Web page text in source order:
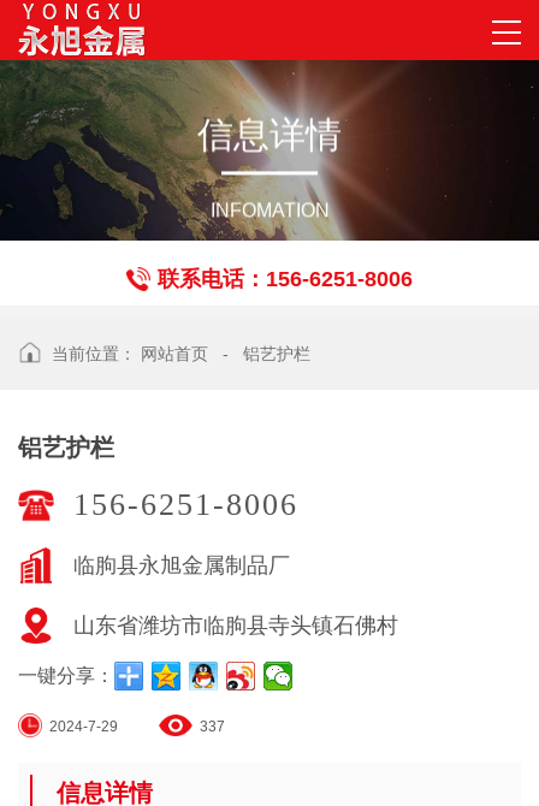
信息详情
INFOMATION
联系电话：156-6251-8006
当前位置： 网站首页 - 铝艺护栏
铝艺护栏
156-6251-8006
临朐县永旭金属制品厂
山东省潍坊市临朐县寺头镇石佛村
一键分享：
2024-7-29 337
信息详情